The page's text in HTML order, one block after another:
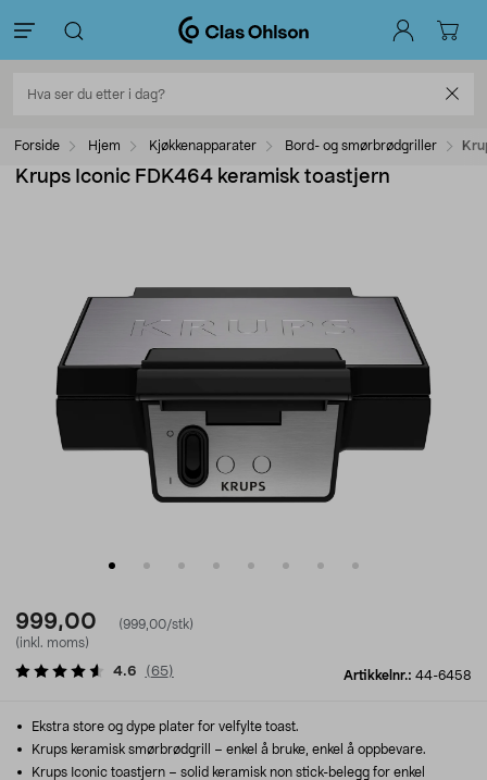
Forside Hjem Kjøkkenapparater Bord- og smørbrødgriller
Krups Iconic FDK464 keramisk toastjern
999,00
(999,00/stk)
(inkl. moms)
Artikkelnr.: 44-6458
4.6 (65)
Ekstra store og dype plater for velfylte toast.
Krups keramisk smørbrødgrill – enkel å bruke, enkel å oppbevare.
Krups Iconic toastjern – solid keramisk non stick-belegg for enkel